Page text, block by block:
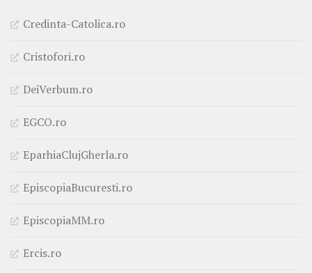
Credinta-Catolica.ro
Cristofori.ro
DeiVerbum.ro
EGCO.ro
EparhiaClujGherla.ro
EpiscopiaBucuresti.ro
EpiscopiaMM.ro
Ercis.ro